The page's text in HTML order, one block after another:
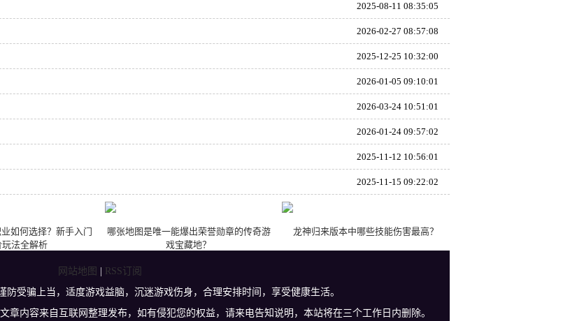
2025-08-11 08:35:05
2026-02-27 08:57:08
2025-12-25 10:32:00
2026-01-05 09:10:01
2026-03-24 10:51:01
2026-01-24 09:57:02
2025-11-12 10:56:01
2025-11-15 09:22:02
如何选择？新手入门
玩法全解析
哪张地图是唯一能爆出荣誉勋章的传奇游
戏宝藏地？
龙神归来版本中哪些技能伤害最高？
网站地图
RSS订阅
防受骗上当，适度游戏益脑，沉迷游戏伤身，合理安排时间，享受健康生活。
内容来自互联网整理发布，如有侵犯您的权益，请来电告知说明，本站将在三个工作日内删除。